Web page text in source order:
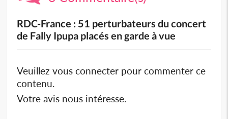
RDC-France : 51 perturbateurs du concert
de Fally Ipupa placés en garde à vue
Veuillez vous connecter pour commenter ce
contenu.
Votre avis nous intéresse.